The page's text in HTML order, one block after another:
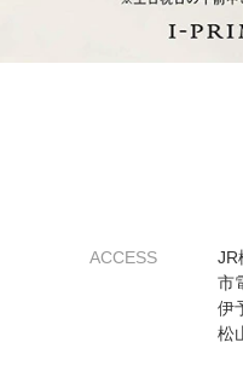
ACCESS
JR
市
伊
松